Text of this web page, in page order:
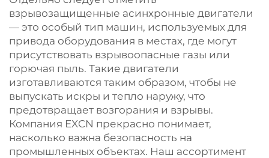
взрывозащищенные асинхронные двигатели
— это особый тип машин, используемых для
привода оборудования в местах, где могут
присутствовать взрывоопасные газы или
горючая пыль. Такие двигатели
изготавливаются таким образом, чтобы не
выпускать искры и тепло наружу, что
предотвращает возгорания и взрывы.
Компания EXCN прекрасно понимает,
насколько важна безопасность на
промышленных объектах. Наш ассортимент